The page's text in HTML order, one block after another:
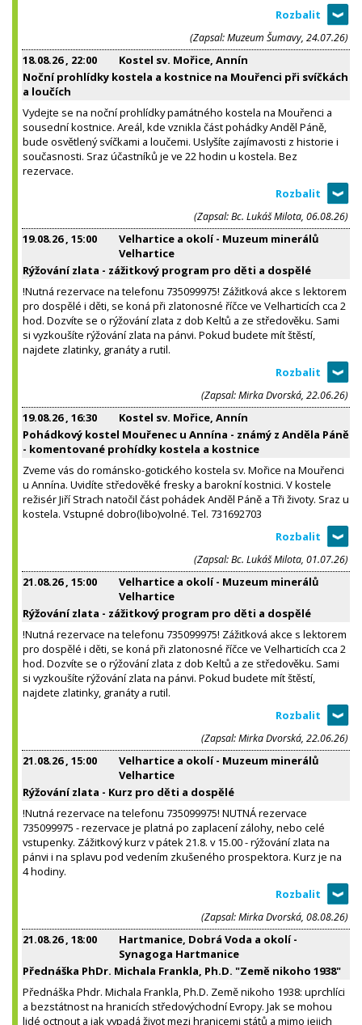
(Zapsal: Muzeum Šumavy, 24.07.26)
18.08.26, 22:00
Kostel sv. Mořice, Annín
Noční prohlídky kostela a kostnice na Mouřenci při svíčkách
a loučích
Vydejte se na noční prohlídky památného kostela na Mouřenci a
sousední kostnice. Areál, kde vznikla část pohádky Anděl Páně,
bude osvětlený svíčkami a loučemi. Uslyšíte zajímavosti z historie i
současnosti. Sraz účastníků je ve 22 hodin u kostela. Bez
rezervace.
(Zapsal: Bc. Lukáš Milota, 06.08.26)
19.08.26, 15:00
Velhartice a okolí - Muzeum minerálů
Velhartice
Rýžování zlata - zážitkový program pro děti a dospělé
!Nutná rezervace na telefonu 735099975! Zážitková akce s lektorem
pro dospělé i děti, se koná při zlatonosné říčce ve Velharticích cca 2
hod. Dozvíte se o rýžování zlata z dob Keltů a ze středověku. Sami
si vyzkoušíte rýžování zlata na pánvi. Pokud budete mít štěstí,
najdete zlatinky, granáty a rutil.
(Zapsal: Mirka Dvorská, 22.06.26)
19.08.26, 16:30
Kostel sv. Mořice, Annín
Pohádkový kostel Mouřenec u Annína - známý z Anděla Páně
- komentované prohídky kostela a kostnice
Zveme vás do románsko-gotického kostela sv. Mořice na Mouřenci
u Annína. Uvidíte středověké fresky a barokní kostnici. V kostele
režisér Jiří Strach natočil část pohádek Anděl Páně a Tři životy. Sraz u
kostela. Vstupné dobro(libo)volné. Tel. 731692703
(Zapsal: Bc. Lukáš Milota, 01.07.26)
21.08.26, 15:00
Velhartice a okolí - Muzeum minerálů
Velhartice
Rýžování zlata - zážitkový program pro děti a dospělé
!Nutná rezervace na telefonu 735099975! Zážitková akce s lektorem
pro dospělé i děti, se koná při zlatonosné říčce ve Velharticích cca 2
hod. Dozvíte se o rýžování zlata z dob Keltů a ze středověku. Sami
si vyzkoušíte rýžování zlata na pánvi. Pokud budete mít štěstí,
najdete zlatinky, granáty a rutil.
(Zapsal: Mirka Dvorská, 22.06.26)
21.08.26, 15:00
Velhartice a okolí - Muzeum minerálů
Velhartice
Rýžování zlata - Kurz pro děti a dospělé
!Nutná rezervace na telefonu 735099975! NUTNÁ rezervace
735099975 - rezervace je platná po zaplacení zálohy, nebo celé
vstupenky. Zážitkový kurz v pátek 21.8. v 15.00 - rýžování zlata na
pánvi i na splavu pod vedením zkušeného prospektora. Kurz je na
4 hodiny.
(Zapsal: Mirka Dvorská, 08.08.26)
21.08.26, 18:00
Hartmanice, Dobrá Voda a okolí -
Synagoga Hartmanice
Přednáška PhDr. Michala Frankla, Ph.D. "Země nikoho 1938"
Přednáška Phdr. Michala Frankla, Ph.D. Země nikoho 1938: uprchlíci
a bezstátnost na hranicích středovýchodní Evropy. Jak se mohou
lidé octnout a jak vypadá život mezi hranicemi států a mimo jejich